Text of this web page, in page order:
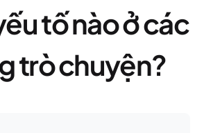
tố nào ở các
trò chuyện?